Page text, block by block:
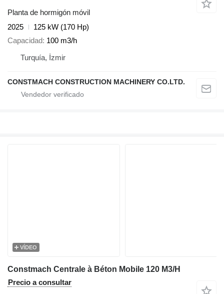
Planta de hormigón móvil
2025
125 kW (170 Hp)
Capacidad 100 m3/h
Turquía, İzmir
CONSTMACH CONSTRUCTION MACHINERY CO.LTD.
VÍDEO
Constmach Centrale à Béton Mobile 120 M3/H
Precio a consultar